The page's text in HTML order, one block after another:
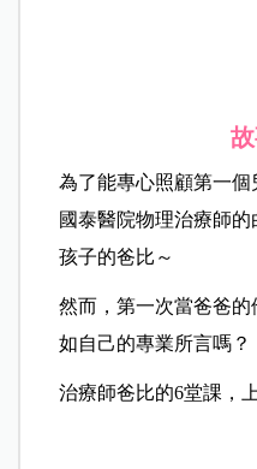
為了能專心照顧第一
國泰醫院物理治療師
孩子的爸比～
然而，第一次當爸爸
如自己的專業所言嗎？
治療師爸比的6堂課，